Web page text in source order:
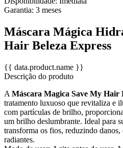
Garantia: 3 meses
Máscara Mágica
Hair Beleza Express
{{ data.product.name }}
Descrição do produto
A Máscara Magica Save My Hair
tratamento luxuoso que revitaliza e
com partículas de brilho,
um brilho deslumbrante. Ideal para
transforma os fios, reduzindo
radiantes.